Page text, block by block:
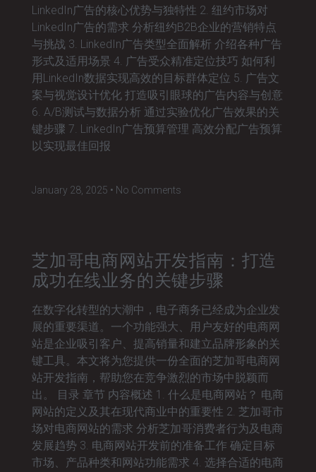
LinkedIn广告的核心优势与独特性 2. 纽约市场对
LinkedIn广告的需求 分析纽约B2B企业的营销特点
与挑战 3. LinkedIn广告类型全面解析 介绍各种广告
形式及适用场景 4. 广告受众精准定位技巧 如何利
用LinkedIn数据实现高效的目标群体定位 5. 广告文
案与视觉设计优化 打造吸引眼球的广告内容与创意
6. A/B测试与数据分析 通过实验优化广告效果的关
键步骤 7. LinkedIn广告预算管理 高效分配广告预算
以实现最佳回报
January 28, 2025 No Comments
芝加哥电商网站开发指南：打造
成功在线业务的关键步骤
在数字化转型的大潮中，电子商务已经成为企业发
展的重要渠道。一个功能强大、用户友好的电商网
站是企业吸引客户、提高销量和建立品牌形象的关
键工具。本文将为您提供一份全面的芝加哥电商网
站开发指南，帮助您在竞争激烈的市场中脱颖而
出。 目录 章节 内容概述 1. 什么是电商网站？ 电商
网站的定义及其在现代商业中的重要性 2. 芝加哥市
场对电商网站的需求 分析芝加哥消费者行为及电商
发展趋势 3. 电商网站开发前的准备工作 确定目标
市场、产品种类和网站功能需求 4. 选择合适的电商